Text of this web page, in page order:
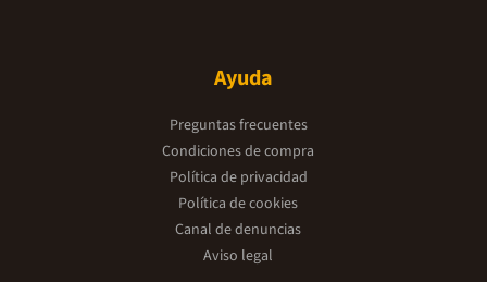
Ayuda
Preguntas frecuentes
Condiciones de compra
Política de privacidad
Política de cookies
Canal de denuncias
Aviso legal